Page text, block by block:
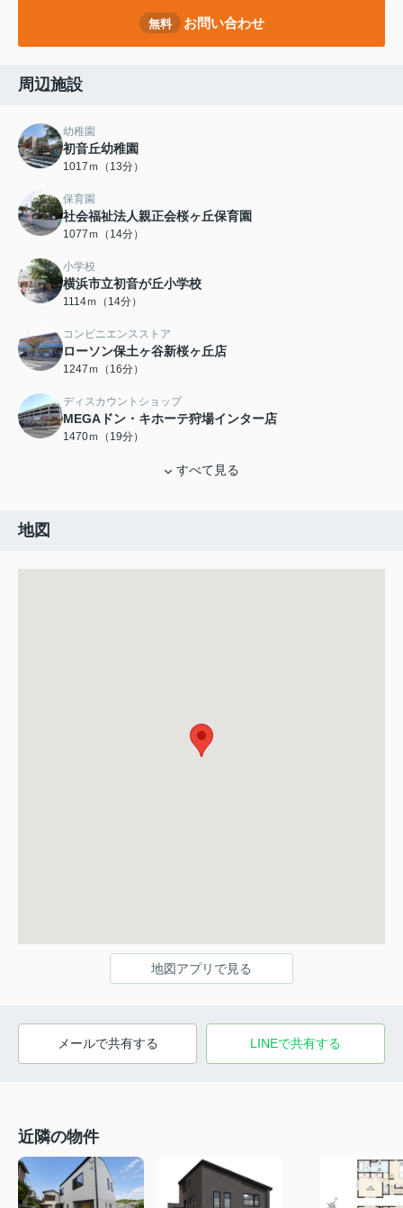
無料 お問い合わせ
周辺施設
幼稚園
初音丘幼稚園
1017ｍ（13分）
保育園
社会福祉法人親正会桜ヶ丘保育園
1077ｍ（14分）
小学校
横浜市立初音が丘小学校
1114ｍ（14分）
コンビニエンスストア
ローソン保土ヶ谷新桜ヶ丘店
1247ｍ（16分）
ディスカウントショップ
MEGAドン・キホーテ狩場インター店
1470ｍ（19分）
すべて見る
地図
地図アプリで見る
メールで共有する LINEで共有する
近隣の物件